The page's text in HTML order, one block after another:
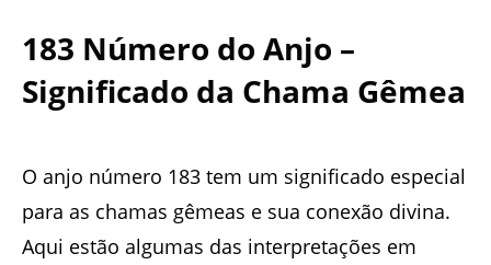
183 Número do Anjo –
Significado da Chama Gêmea
O anjo número 183 tem um significado especial
para as chamas gêmeas e sua conexão divina.
Aqui estão algumas das interpretações em